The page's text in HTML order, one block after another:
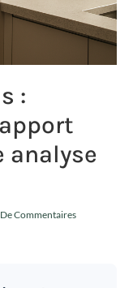
:
analyse
De Commentaires